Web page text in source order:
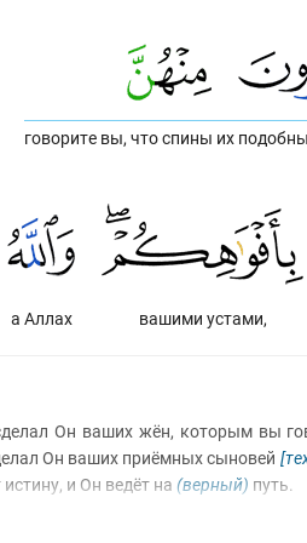
говорите вы, что спины их
вашими устами,
а Аллах
Он ваших жён, которым вы
Он ваших приёмных сыновей
и Он ведёт на (верный) путь.